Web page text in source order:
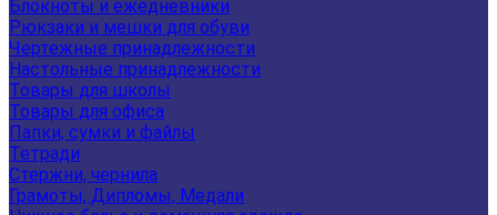
Блокноты и ежедневники
Рюкзаки и мешки для обуви
Чертежные принадлежности
Настольные принадлежности
Товары для школы
Товары для офиса
Папки, сумки и файлы
Тетради
Стержни, чернила
Грамоты, Дипломы, Медали